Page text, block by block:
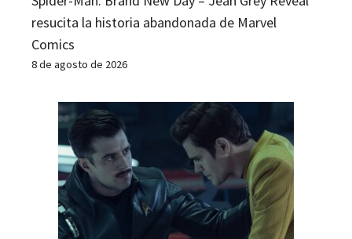
resucita la historia abandonada de Marvel
Comics
8 de agosto de 2026